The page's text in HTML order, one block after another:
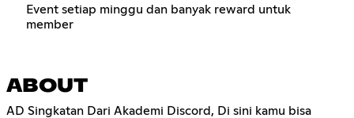
Event setiap minggu dan banyak reward untuk
member
ABOUT
AD Singkatan Dari Akademi Discord, Di sini kamu bisa